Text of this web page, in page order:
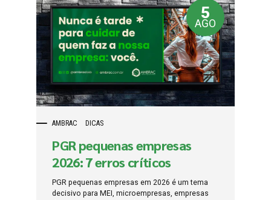
do Programa de Gerenciamento de Riscos,...
AMBRAC DICAS
5
AGO
PGR pequenas empresas
2026: 7 erros críticos
PGR pequenas empresas em 2026 é um tema
decisivo para MEI, microempresas, empresas